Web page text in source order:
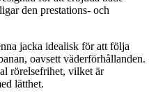
den prestations- och
jacka idealisk för att följa
oavsett väderförhållanden.
rörelsefrihet, vilket är
lätthet.